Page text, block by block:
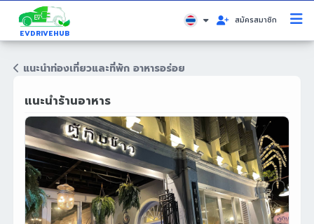
EVDRIVEHUB
สมัครสมาชิก
แนะนำท่องเที่ยวและที่พัก อาหารอร่อย
แนะนำร้านอาหาร